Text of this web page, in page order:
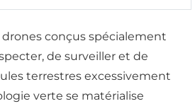
conçus spécialement
de surveiller et de
terrestres excessivement
verte se matérialise